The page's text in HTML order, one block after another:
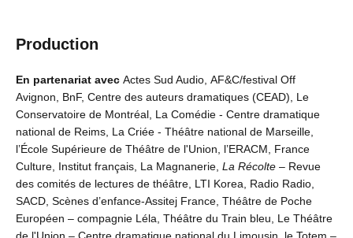
Production
En partenariat avec Actes Sud Audio, AF&C/festival Off
Avignon, BnF, Centre des auteurs dramatiques (CEAD), Le
Conservatoire de Montréal, La Comédie - Centre dramatique
national de Reims, La Criée - Théâtre national de Marseille,
l’École Supérieure de Théâtre de l'Union, l’ERACM, France
Culture, Institut français, La Magnanerie, La Récolte – Revue
des comités de lectures de théâtre, LTI Korea, Radio Radio,
SACD, Scènes d’enfance-Assitej France, Théâtre de Poche
Européen – compagnie Léla, Théâtre du Train bleu, Le Théâtre